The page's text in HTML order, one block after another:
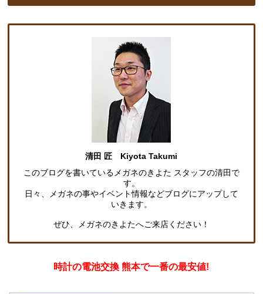
清田 匠 Kiyota Takumi
このブログを書いているメガネのきよた スタッフの清田で
す。
日々、メガネの事やイベント情報などブログにアップして
いきます。
ぜひ、メガネのきよたへご来店ください！
時計の電池交換 熊本で一番の最安値!